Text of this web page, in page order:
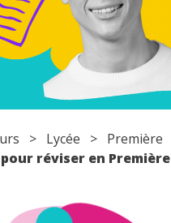
> Lycée > Première
réviser en Première